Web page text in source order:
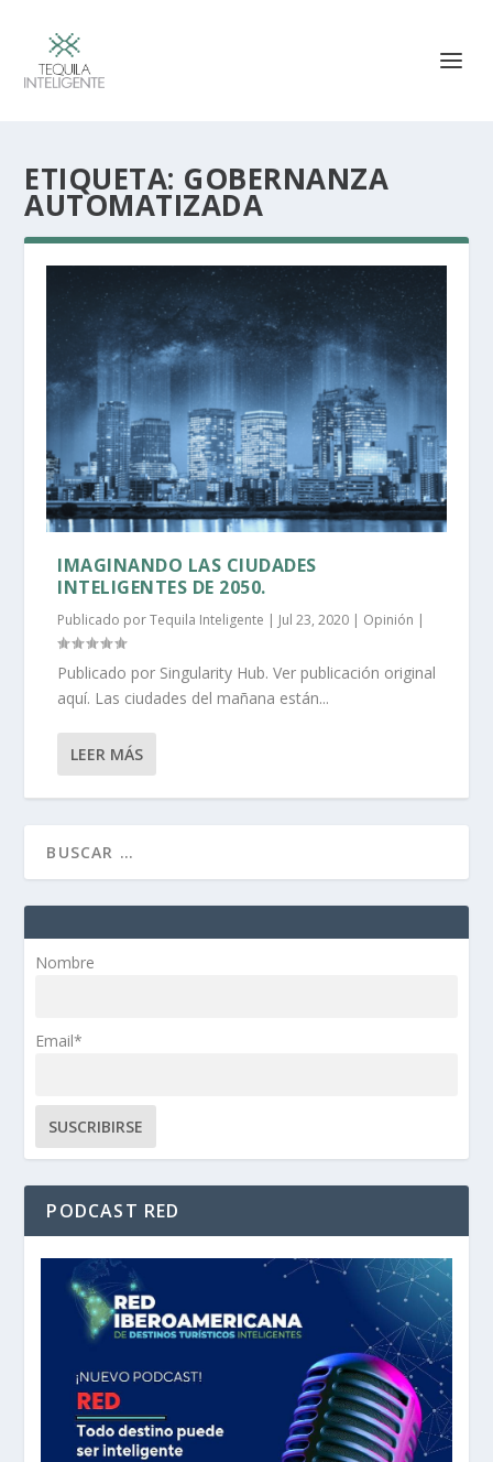
ETIQUETA: GOBERNANZA
AUTOMATIZADA
IMAGINANDO LAS CIUDADES
INTELIGENTES DE 2050.
Publicado porTequila Inteligente | Jul 23, 2020 | Opinión |
Publicado por Singularity Hub. Ver publicación original
aquí. Las ciudades del mañana están...
LEER MÁS
Nombre
Email*
PODCAST RED